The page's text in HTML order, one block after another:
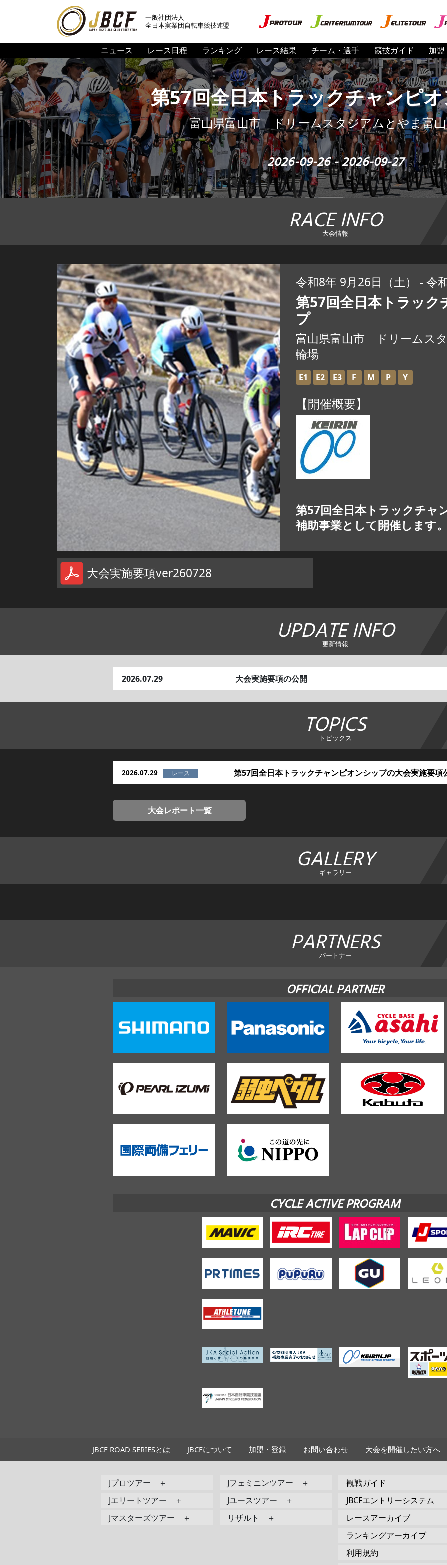
一般社団法人
全日本実業団自転車競技連盟
ニュース レース日程 ランキング レース結果 チーム・選手 競技ガイド 加盟
第57回全日本トラックチャンピ
富山県富山市 ドリームスタジアムとやま富
2026-09-26 - 2026-09-27
RACE INFO
大会情報
令和8年 9月26日（土） - 令
第57回全日本トラック
プ
富山県富山市 ドリームス
輪場
E1 E2 E3 F M P Y
【開催概要】
第57回全日本トラックチャ
補助事業として開催します
大会実施要項ver260728
UPDATE INFO
更新情報
2026.07.29 大会実施要項の公開
TOPICS
トピックス
2026.07.29 第57回全日本トラックチャンピオンシップの大会実施要項
大会レポート一覧
GALLERY
ギャラリー
PARTNERS
パートナー
OFFICIAL PARTNER
CYCLE ACTIVE PROGRAM
JBCF ROAD SERIESとは JBCFについて 加盟・登録 お問い合わせ 大会を開催したい方へ
Jプロツアー ＋
Jエリートツアー ＋
Jマスターズツアー ＋
Jフェミニンツアー ＋
Jユースツアー ＋
リザルト ＋
観戦ガイド
JBCFエントリーシステム
レースアーカイブ
ランキングアーカイブ
利用規約